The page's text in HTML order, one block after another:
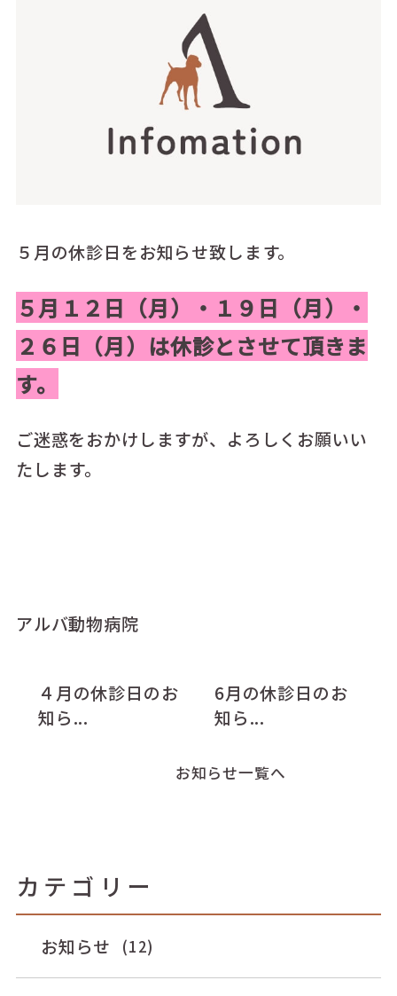
５月の休診日をお知らせ致します。
５月１２日（月）・１９日（月）・
２６日（月）は休診とさせて頂きま
す。
ご迷惑をおかけしますが、よろしくお願いい
たします。
アルバ動物病院
４月の休診日のお
知ら...
お知らせ一覧へ
6月の休診日のお
知ら...
カテゴリー
お知らせ (12)